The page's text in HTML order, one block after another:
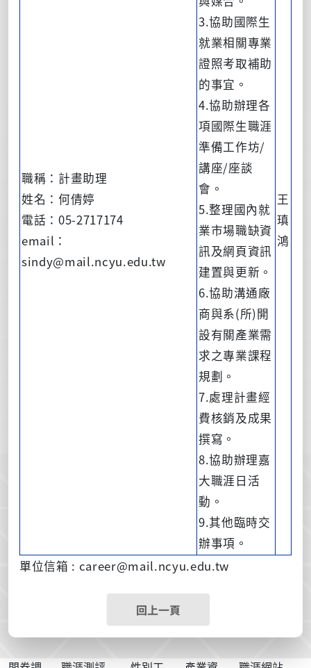
職稱：計畫助理
姓名：何倩婷
電話：05-2717174
email：
sindy@mail.ncyu.edu.tw
3.協助國際生
就業相關專業
證照考取補助
的事宜。
4.協助辦理各
項國際生職涯
準備工作坊/
講座/座談
會。
5.整理國內就
業市場職缺資
訊及網頁資訊
建置與更新。
6.協助溝通廠
商與系(所)開
設有關產業需
求之專業課程
規劃。
7.處理計畫經
費核銷及成果
撰寫。
8.協助辦理嘉
大職涯日活
動。
9.其他臨時交
辦事項。
王
瑱
鴻
單位信箱 : career@mail.ncyu.edu.tw
回上一頁